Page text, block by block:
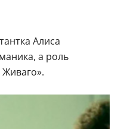
Алиса
а роль